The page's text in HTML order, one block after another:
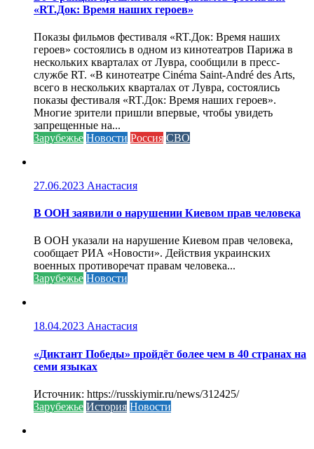
«RT.Док: Время наших героев»
Показы фильмов фестиваля «RT.Док: Время наших
героев» состоялись в одном из кинотеатров Парижа в
нескольких кварталах от Лувра, сообщили в пресс-
службе RT. «В кинотеатре Cinéma Saint-André des Arts,
всего в нескольких кварталах от Лувра, состоялись
показы фестиваля «RT.Док: Время наших героев».
Многие зрители пришли впервые, чтобы увидеть
запрещенные на...
Зарубежье Новости Россия СВО
27.06.2023 Анастасия
В ООН заявили о нарушении Киевом прав человека
В ООН указали на нарушение Киевом прав человека,
сообщает РИА «Новости». Действия украинских
военных противоречат правам человека...
Зарубежье Новости
18.04.2023 Анастасия
«Диктант Победы» пройдёт более чем в 40 странах на
семи языках
Источник: https://russkiymir.ru/news/312425/
Зарубежье История Новости